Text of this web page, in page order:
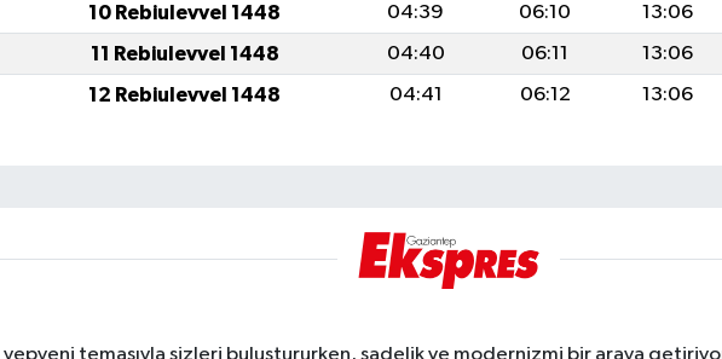
10 Rebiulevvel 1448 04:39 06:10 13:06
11 Rebiulevvel 1448 04:40 06:11 13:06
12 Rebiulevvel 1448 04:41 06:12 13:06
temasıyla sizleri buluştururken, sadelik ve modernizmi bir araya